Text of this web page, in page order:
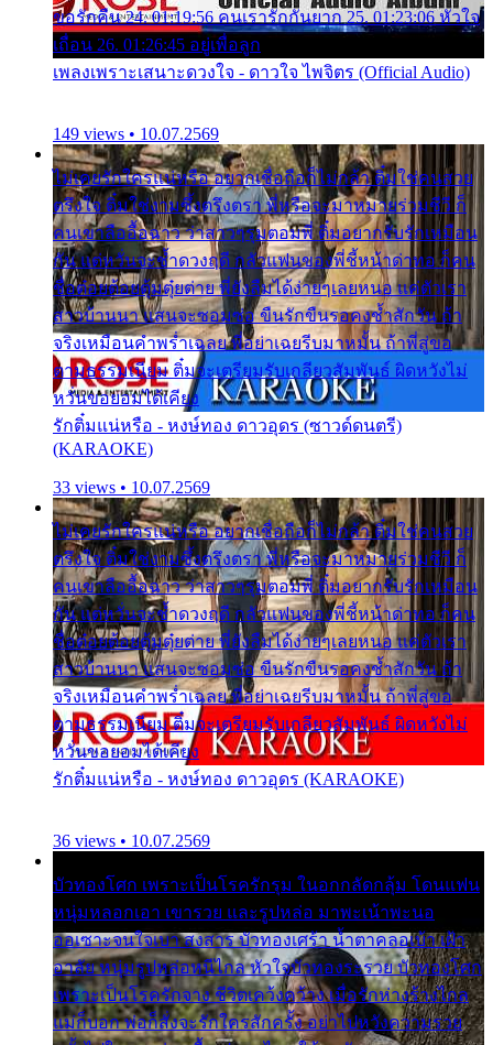
ขอรักคืน 24. 01:19:56 คนเรารักกันยาก 25. 01:23:06 หัวใจ
เถื่อน 26. 01:26:45 อยู่เพื่อลูก
เพลงเพราะเสนาะดวงใจ - ดาวใจ ไพจิตร (Official Audio)
149 views • 10.07.2569
ไม่เคยรักใครแน่หรือ อยากเชื่อถือก็ไม่กล้า ติ๋มใช่คนสวย
ตรึงใจ ติ๋มใช่งามซึ้งตรึงตรา พี่หรือจะมาหมายร่วมชีวี ก็
คนเขาลืออื้อฉาว ว่าสาวๆรุมตอมพี่ ติ๋มอยากรับรักเหมือน
กัน แต่หวั่นจะช้ำดวงฤดี กลัวแฟนของพี่ชี้หน้าด่าทอ ก็คน
ชื่อต๋อยต้อยตุ้มตุ๋ยต่าย พี่ยังลืมได้ง่ายๆเลยหนอ แค่ตัวเรา
สาวบ้านนา แสนจะซอมซ่อ ขืนรักขืนรอคงช้ำสักวัน ถ้า
จริงเหมือนคำพร่ำเฉลย พี่อย่าเฉยรีบมาหมั้น ถ้าพี่สู่ขอ
ตามธรรมเนียม ติ๋มจะเตรียมรับเกลียวสัมพันธ์ ผิดหวังไม่
หวั่นขอยอมได้เคียง
รักติ๋มแน่หรือ - หงษ์ทอง ดาวอุดร (ซาวด์ดนตรี)
(KARAOKE)
33 views • 10.07.2569
ไม่เคยรักใครแน่หรือ อยากเชื่อถือก็ไม่กล้า ติ๋มใช่คนสวย
ตรึงใจ ติ๋มใช่งามซึ้งตรึงตรา พี่หรือจะมาหมายร่วมชีวี ก็
คนเขาลืออื้อฉาว ว่าสาวๆรุมตอมพี่ ติ๋มอยากรับรักเหมือน
กัน แต่หวั่นจะช้ำดวงฤดี กลัวแฟนของพี่ชี้หน้าด่าทอ ก็คน
ชื่อต๋อยต้อยตุ้มตุ๋ยต่าย พี่ยังลืมได้ง่ายๆเลยหนอ แค่ตัวเรา
สาวบ้านนา แสนจะซอมซ่อ ขืนรักขืนรอคงช้ำสักวัน ถ้า
จริงเหมือนคำพร่ำเฉลย พี่อย่าเฉยรีบมาหมั้น ถ้าพี่สู่ขอ
ตามธรรมเนียม ติ๋มจะเตรียมรับเกลียวสัมพันธ์ ผิดหวังไม่
หวั่นขอยอมได้เคียง
รักติ๋มแน่หรือ - หงษ์ทอง ดาวอุดร (KARAOKE)
36 views • 10.07.2569
บัวทองโศก เพราะเป็นโรครักรุม ในอกกลัดกลุ้ม โดนแฟน
หนุ่มหลอกเอา เขารวย และรูปหล่อ มาพะเน้าพะนอ
ออเซาะจนใจเบา สงสาร บัวทองเศร้า น้ำตาคลอเบ้า เฝ้า
อาลัย หนุ่มรูปหล่อหนีไกล หัวใจบัวทองระรวย บัวทองโศก
เพราะเป็นโรครักจาง ชีวิตเคว้งคว้าง เมื่อรักห่างร้างไกล
แม่ก็บอก พ่อก็สั่งจะรักใครสักครั้ง อย่าไปหวังความรวย